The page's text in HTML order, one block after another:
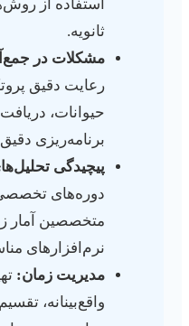
استفاده از
ثانویه.
مشکلات در
رعایت دقیق
حیوانات،
برنامه‌ریزی
پیچیدگی
دوره‌های تخصصی
متخصصین آمار
نرم‌افزارهای
مدیریت زمان:
واقع‌بینانه،